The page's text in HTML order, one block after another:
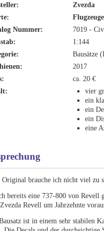
Zvezda
Nummer:
7019 -
1:144
Bausätze
2017
ca. 20 €
vier
ein
ein
ein
eine
Original brauche ich nicht viel zu
bereits eine 737-800 von Revell
Revell um Jahrzehnte
ist in einem sehr stabilen